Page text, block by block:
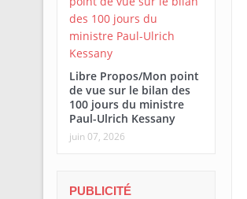
Libre Propos/Mon point
de vue sur le bilan des
100 jours du ministre
Paul-Ulrich Kessany
juin 07, 2026
PUBLICITÉ